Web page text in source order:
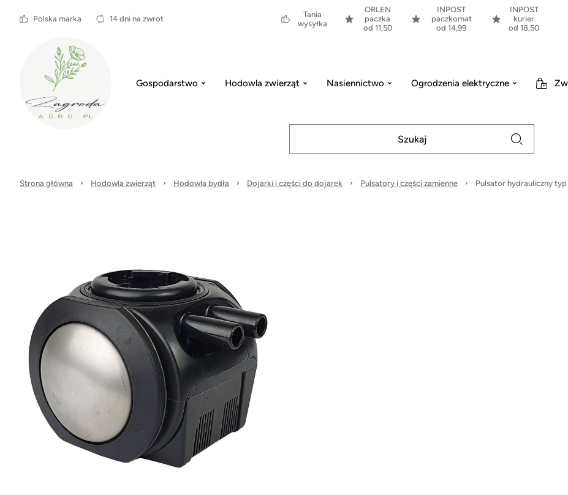
Polska marka 14 dni na zwrot
Tania
wysyłka
ORLEN
paczka
od 11,50
INPOST
paczkomat
od 14,99
INPOST
kurier
od 18,50
Gospodarstwo Hodowla zwierząt Nasiennictwo Ogrodzenia elektryczne
Strona główna Hodowla zwierząt Hodowla bydła Dojarki i części do dojarek Pulsatory i części zamienne Pulsator hydrauliczny typ